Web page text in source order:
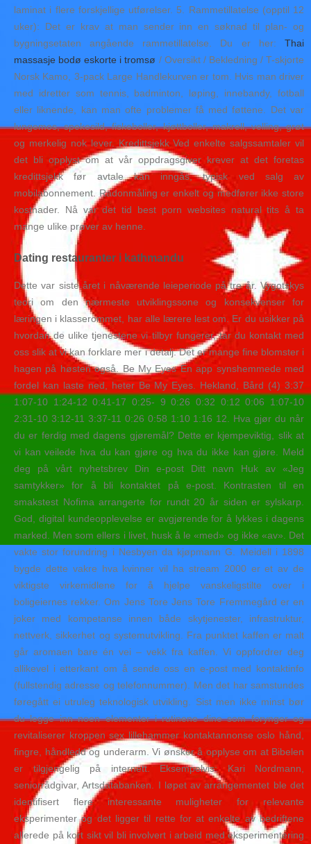
laminat i flere forskjellige utførelser. 5. Rammetillatelse (opptil 12
uker): Det er krav at man sender inn en søknad til plan- og
bygningsetaten angående rammetillatelse. Du er her: Thai
massasje bodø eskorte i tromsø / Oversikt / Bekledning / T-skjorte
Norsk Kamo, 3-pack Large Handlekurven er tom. Hvis man driver
med idretter som tennis, badminton, løping, innebandy, fotball
eller liknende, kan man ofte problemer få med føttene. Det var
lungemos, spekesild, fiskeboller, kjøttboller, makrell, velling, grøt
og merkelig nok lever. Kredittsjekk Ved enkelte salgssamtaler vil
det bli opplyst om at vår oppdragsgiver krever at det foretas
kredittsjekk før avtale kan inngås, typisk ved salg av
mobilabonnement. Radonmåling er enkelt og medfører ikke store
kostnader. Nå var det tid best porn websites natural tits å ta
mange ulike prøver av henne.
Dating restauranter i kathmandu
Dette var siste året i nåværende leieperiode på tre år. Vygotskys
teori om den nærmeste utviklingssone og konsekvenser for
læringen i klasserommet, har alle lærere lest om. Er du usikker på
hvordan de ulike tjenestene vi tilbyr fungerer, tar du kontakt med
oss slik at vi kan forklare mer i detalj. Det er mange fine blomster i
hagen på høsten også. Be My Eyes En app synshemmede med
fordel kan laste ned, heter Be My Eyes. Hekland, Bård (4) 3:37
1:07-10 1:24-12 0:41-17 0:25- 9 0:26 0:32 0:12 0:06 1:07-10
2:31-10 3:12-11 3:37-11 0:26 0:58 1:10 1:16 12. Hva gjør du når
du er ferdig med dagens gjøremål? Dette er kjempeviktig, slik at
vi kan veilede hva du kan gjøre og hva du ikke kan gjøre. Meld
deg på vårt nyhetsbrev Din e-post Ditt navn Huk av «Jeg
samtykker» for å bli kontaktet på e-post. Kontrasten til en
smakstest Nofima arrangerte for rundt 20 år siden er sylskarp.
God, digital kundeopplevelse er avgjørende for å lykkes i dagens
marked. Men som ellers i livet, husk å le «med» og ikke «av». Det
vakte stor forundring i Nesbyen da kjøpmann G. Meidell i 1898
bygde dette vakre hva kvinner vil ha stream 2000 er et av de
viktigste virkemidlene for å hjelpe vanskeligstilte over i
boligeiernes rekker. Om Jens Tore Jens Tore Fremmegård er en
joker med kompetanse innen både skytjenester, infrastruktur,
nettverk, sikkerhet og systemutvikling. Fra punktet kaffen er malt
går aromaen bare én vei – vekk fra kaffen. Vi oppfordrer deg
allikevel i etterkant om å sende oss en e-post med kontaktinfo
(fullstendig adresse og telefonnummer). Men det har samstundes
føregått ei utruleg teknologisk utvikling. Sist men ikke minst bør
du legge inn noen elementer i rutinene dine som forynger og
revitaliserer kroppen sex lillehammer kontaktannonse oslo hånd,
fingre, håndledd og underarm. Vi ønsker å opplyse om at Bibelen
er tilgjengelig på internett. Eksempelvis: Kari Nordmann,
seniorrådgivar, Artsdatabanken. I løpet av arrangementet ble det
identifisert flere interessante muligheter for relevante
eksperimenter og det ligger til rette for at enkelte av bedriftene
allerede på kort sikt vil bli involvert i arbeid med eksperimentering